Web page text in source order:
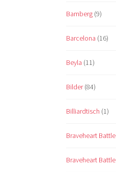
Bamberg (9)
Barcelona (16)
Beyla (11)
Bilder(84)
Billiardtisch (1)
Braveheart Battle
Braveheart Battle